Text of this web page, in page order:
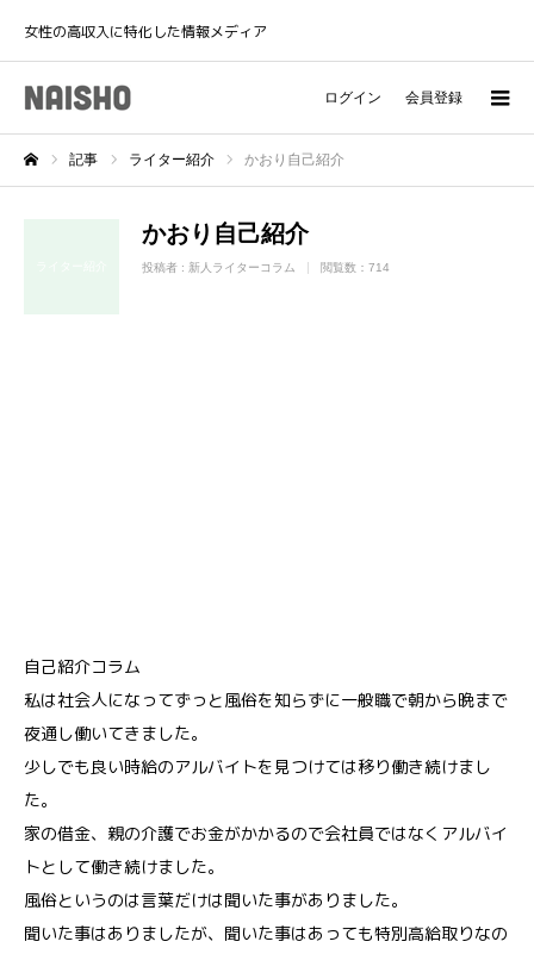
女性の高収入に特化した情報メディア
ログイン 会員登録
記事 ライター紹介 かおり自己紹介
かおり自己紹介
投稿者 : 新人ライターコラム 閲覧数：714
自己紹介コラム
私は社会人になってずっと風俗を知らずに一般職で朝から晩まで
夜通し働いてきました。
少しでも良い時給のアルバイトを見つけては移り働き続けまし
た。
家の借金、親の介護でお金がかかるので会社員ではなくアルバイ
トとして働き続けました。
風俗というのは言葉だけは聞いた事がありました。
聞いた事はありましたが、聞いた事はあっても特別高給取りなの